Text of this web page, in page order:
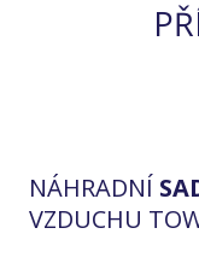
NÁHRADNÍ
VZDUCHU